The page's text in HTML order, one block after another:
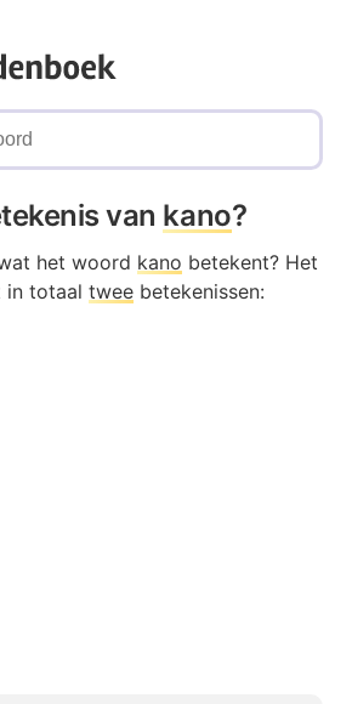
van kano?
het woord kano betekent? Het
in totaal twee betekenissen: